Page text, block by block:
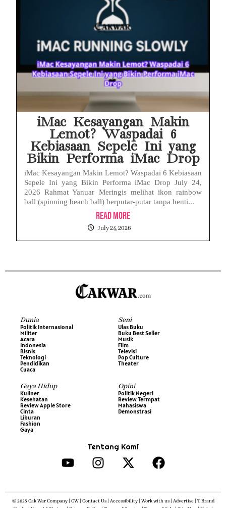
iMac Kesayangan Makin
Lemot? Waspadai 6
Kebiasaan Sepele Ini yang
Bikin Performa iMac Drop
iMac Kesayangan Makin Lemot? Waspadai 6 Kebiasaan
Sepele Ini yang Bikin Performa iMac Drop July 24,
2026 Rahmat Yanuar Meringis melihat ikon rainbow
ball (spinning beach ball) berputar-putar tanpa henti...
Read More
July 24, 2026
Dunia
Politik Internasional
Militer
Acara
Indonesia
Bisnis
Teknologi
Pendidikan
Cuaca
Seni
Ulas Buku
Buku Best Seller
Musik
Film
Televisi
Pop Culture
Theater
Gaya Hidup
Kuliner
Kesehatan
Review Apple Store
Cinta
Liburan
Fashion
Gaya
Opini
Politik Negeri
Review Termpat
Mahasiswa
Demonstrasi
Tentang Kami
© 2025 Cak War Company | CW | Contact Us | Accessibility | Work with us | Advertise | T Brand